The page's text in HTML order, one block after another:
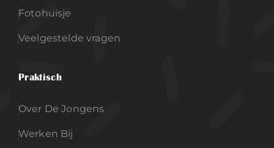
Fotohuisje
Veelgestelde vragen
Praktisch
Over De Jongens
Werken Bij